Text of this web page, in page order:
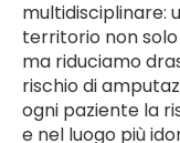
multidisciplinare:
territorio non
ma riduciamo
rischio di
ogni paziente la
e nel luogo più